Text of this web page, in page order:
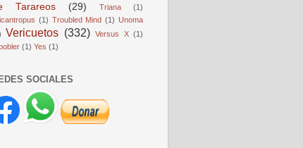
Tarareos
(29) Triana
(1)
(1) Troubled Mind (1) Unoma
Vericuetos (332) Versus X (1)
(1) Yes (1)
SOCIALES